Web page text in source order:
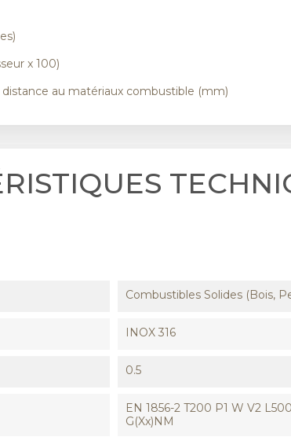
x 100)
distance au matériaux combustible (mm)
Combustibles Solides (Bois,
INOX 316
0.5
EN 1856-2 T200 P1 W V2
G(xx)NM